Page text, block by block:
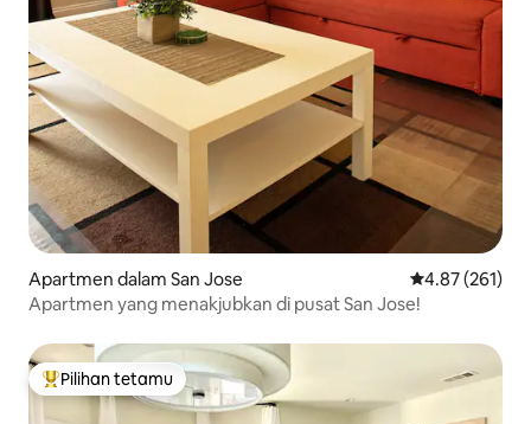
Apartmen dalam San Jose Penarafan
4.87 (261)
Apartmen yang menakjubkan di pusat San Jose!
Pilihan utama tetamu
Pilihan tetamu